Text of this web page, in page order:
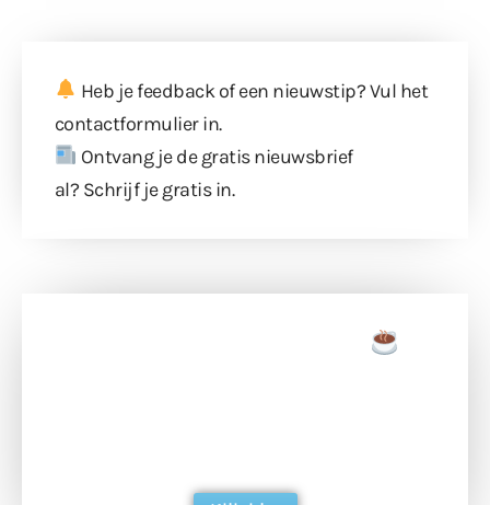
Heb je feedback of een nieuwstip? Vul het
contactformulierin.
Ontvang je de gratis nieuwsbrief
al? Schrijf je gratis in.